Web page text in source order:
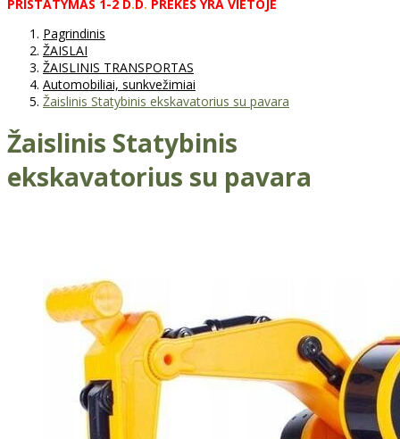
PRISTATYMAS 1-2 D. D. PREKĖS YRA VIETOJE
Pagrindinis
ŽAISLAI
ŽAISLINIS TRANSPORTAS
Automobiliai, sunkvežimiai
Žaislinis Statybinis ekskavatorius su pavara
Žaislinis Statybinis
ekskavatorius su pavara